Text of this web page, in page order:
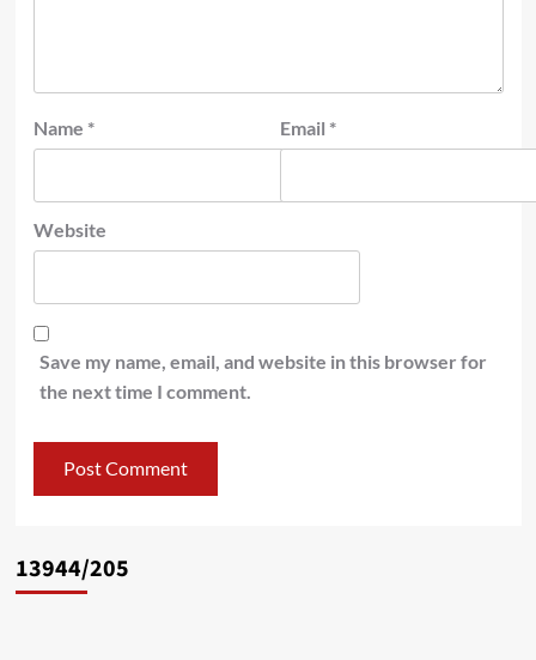
Name * Email *
Website
Save my name, email, and website in this browser for
the next time I comment.
13944/205